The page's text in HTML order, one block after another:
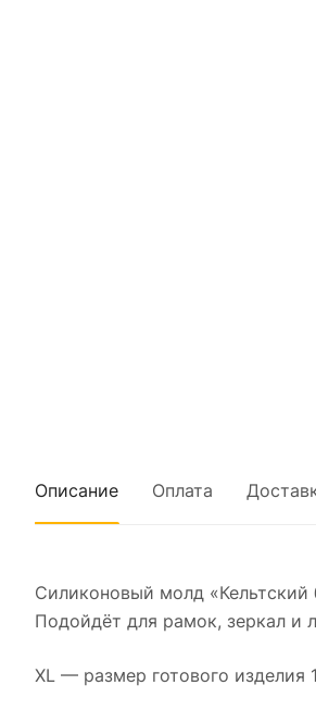
Описание Оплата
Силиконовый молд
Подойдёт для рамок, зеркал и
XL — размер готового изделия